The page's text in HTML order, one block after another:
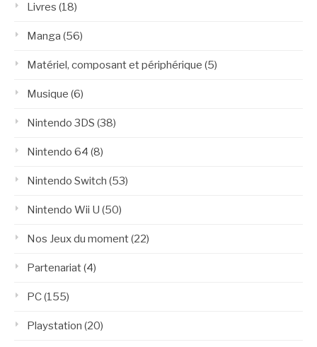
Livres (18)
Manga (56)
Matériel, composant et périphérique (5)
Musique (6)
Nintendo 3DS (38)
Nintendo 64 (8)
Nintendo Switch (53)
Nintendo Wii U (50)
Nos Jeux du moment(22)
Partenariat(4)
PC(155)
Playstation (20)